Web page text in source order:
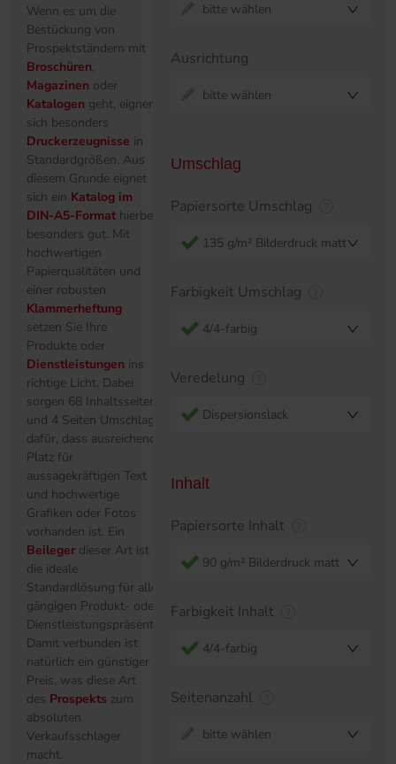
Wenn es um die
Bestückung von
Prospektständern mit
Broschüren,
Magazinen oder
Katalogen geht, eignen
sich besonders
Druckerzeugnisse in
Standardgrößen. Aus
diesem Grunde eignet
sich ein Katalog im
DIN-A5-Format hierbei
besonders gut. Mit
hochwertigen
Papierqualitäten und
einer robusten
Klammerheftung
setzen Sie Ihre
Produkte oder
Dienstleistungen ins
richtige Licht. Dabei
sorgen 68 Inhaltsseiten
und 4 Seiten Umschlag
dafür, dass ausreichend
Platz für
aussagekräftigen Text
und hochwertige
Grafiken oder Fotos
vorhanden ist. Ein
Beileger dieser Art ist
die ideale
Standardlösung für alle
gängigen Produkt- oder
Dienstleistungspräsentationen.
Damit verbunden ist
natürlich ein günstiger
Preis, was diese Art
des Prospekts zum
absoluten
Verkaufsschlager
macht.
bitte wählen
Ausrichtung
bitte wählen
Umschlag
Papiersorte Umschlag
135 g/m² Bilderdruck matt
Farbigkeit Umschlag
4/4-farbig
Veredelung
Dispersionslack
Inhalt
Papiersorte Inhalt
90 g/m² Bilderdruck matt
Farbigkeit Inhalt
4/4-farbig
Seitenanzahl
bitte wählen